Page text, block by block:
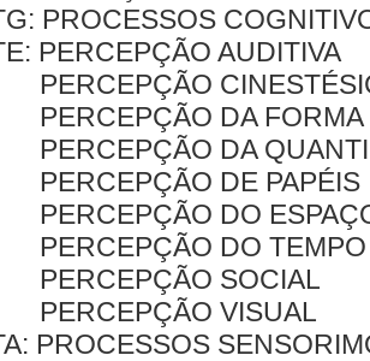
PROCESSOS
PERCEPÇÃO AUDITIVA
PERCEPÇÃO
PERCEPÇÃO DA FORMA
PERCEPÇÃO DA
PERCEPÇÃO DE PAPÉIS
PERCEPÇÃO DO
PERCEPÇÃO DO TEMPO
PERCEPÇÃO SOCIAL
PERCEPÇÃO VISUAL
PROCESSOS